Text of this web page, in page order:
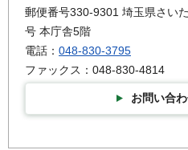
郵便番号330-9301 埼玉県さい
号 本庁舎5階
電話： 048-830-3795
ファックス：048-830-4814
お問い合